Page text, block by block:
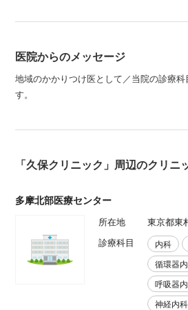
医院からのメッセージ
地域のかかりつけ医として／当院の診療
す。
「久保クリニック」周辺のクリニ
多摩北部医療センター
所在地
東京都東
診療科目
内科
循環器
呼吸器
神経内科